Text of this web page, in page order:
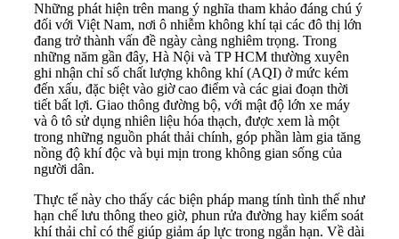
Những phát hiện trên mang ý nghĩa tham khảo đáng chú ý
đối với Việt Nam, nơi ô nhiễm không khí tại các đô thị lớn
đang trở thành vấn đề ngày càng nghiêm trọng. Trong
những năm gần đây, Hà Nội và TP HCM thường xuyên
ghi nhận chỉ số chất lượng không khí (AQI) ở mức kém
đến xấu, đặc biệt vào giờ cao điểm và các giai đoạn thời
tiết bất lợi. Giao thông đường bộ, với mật độ lớn xe máy
và ô tô sử dụng nhiên liệu hóa thạch, được xem là một
trong những nguồn phát thải chính, góp phần làm gia tăng
nồng độ khí độc và bụi mịn trong không gian sống của
người dân.
Thực tế này cho thấy các biện pháp mang tính tình thế như
hạn chế lưu thông theo giờ, phun rửa đường hay kiểm soát
khí thải chỉ có thể giúp giảm áp lực trong ngắn hạn. Về dài